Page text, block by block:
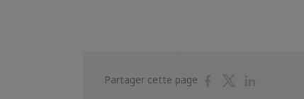
Partager cette page
PartagerPartager